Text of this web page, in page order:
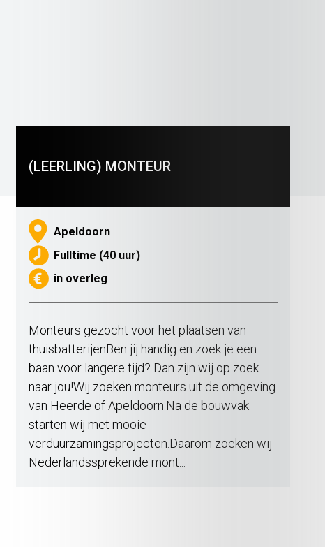
(LEERLING) MONTEUR
Apeldoorn
Fulltime (40 uur)
in overleg
Monteurs gezocht voor het plaatsen van
thuisbatterijenBen jij handig en zoek je een
baan voor langere tijd? Dan zijn wij op zoek
naar jou!Wij zoeken monteurs uit de omgeving
van Heerde of Apeldoorn.Na de bouwvak
starten wij met mooie
verduurzamingsprojecten.Daarom zoeken wij
Nederlandssprekende mont...